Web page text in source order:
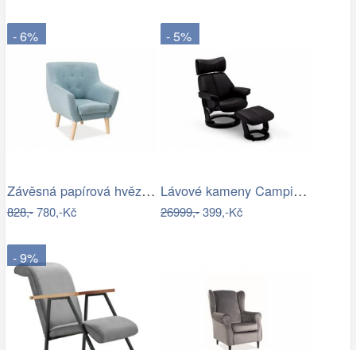
- 6%
Závěsná papírová hvězda průměr 50 cm…
828,-780,-Kč
- 5%
Lávové kameny Campingaz
26999,-399,-Kč
- 9%